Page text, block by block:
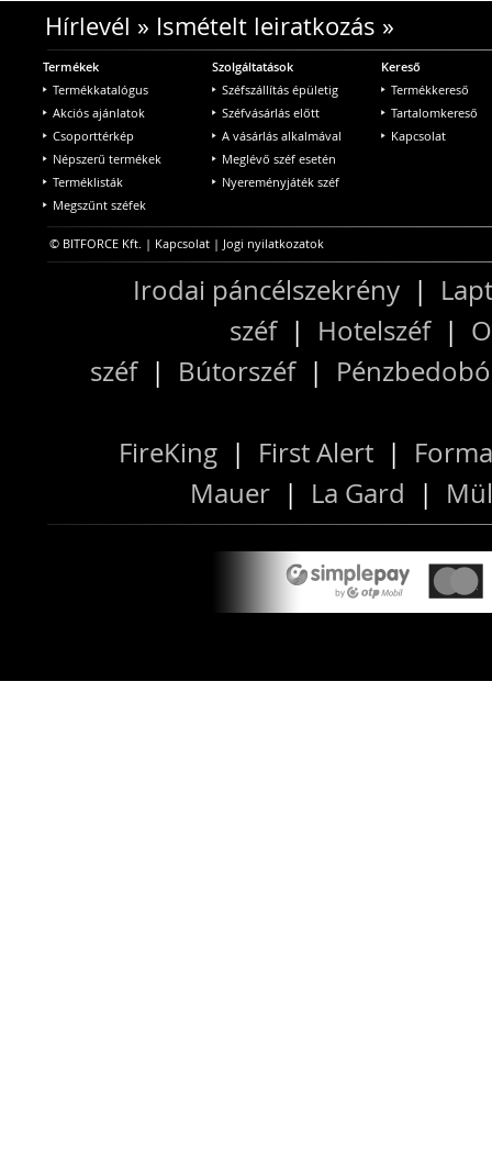
Hírlevél » Ismételt leiratkozás »
Termékek
Termékkatalógus
Akciós ajánlatok
Csoporttérkép
Népszerű termékek
Terméklisták
Megszűnt széfek
Szolgáltatások
Széfszállítás épületig
Széfvásárlás előtt
A vásárlás alkalmával
Meglévő széf esetén
Nyereményjáték széf
Kereső
Termékkereső
Tartalomkereső
Kapcsolat
© BITFORCE Kft. | Kapcsolat | Jogi nyilatkozatok
Irodai páncélszekrény |
széf| Hotelszéf|
széf| Bútorszéf|
FireKing | First Alert |
Mauer | La Gard |